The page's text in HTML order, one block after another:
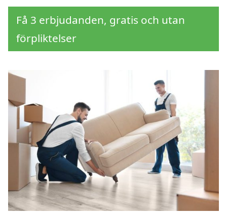
Få 3 erbjudanden, gratis och utan
förpliktelser